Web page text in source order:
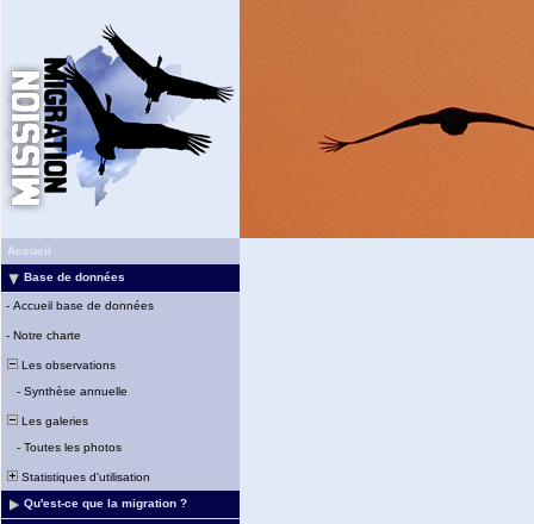
Accueil
Base de données
- Accueil base de données
- Notre charte
Les observations
- Synthèse annuelle
Les galeries
- Toutes les photos
Statistiques d'utilisation
Qu'est-ce que la migration ?